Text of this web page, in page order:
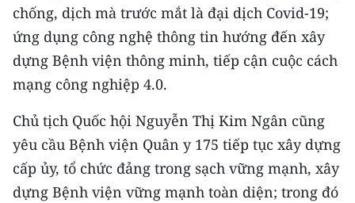
chống, dịch mà trước mắt là đại dịch Covid-19;
ứng dụng công nghệ thông tin hướng đến xây
dựng Bệnh viện thông minh, tiếp cận cuộc cách
mạng công nghiệp 4.0.
Chủ tịch Quốc hội Nguyễn Thị Kim Ngân cũng
yêu cầu Bệnh viện Quân y 175 tiếp tục xây dựng
cấp ủy, tổ chức đảng trong sạch vững mạnh, xây
dựng Bệnh viện vững mạnh toàn diện; trong đó